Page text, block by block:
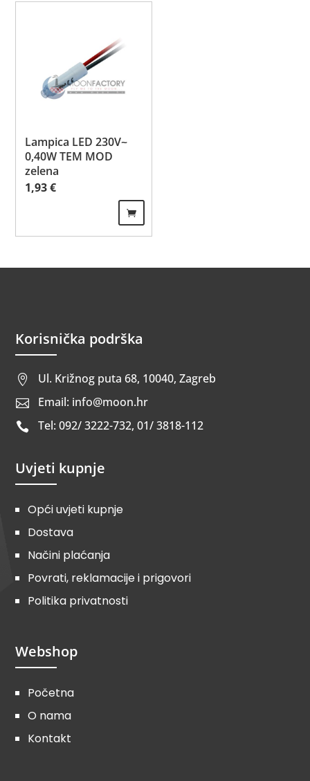
Lampica LED 230V~
0,40W TEM MOD
zelena
1,93€
Korisnička podrška
 Ul. Križnog puta 68, 10040, Zagreb
 Email: info@moon.hr
 Tel: 092/ 3222-732, 01/ 3818-112
Uvjeti kupnje
Opći uvjeti kupnje
Dostava
Načini plaćanja
Povrati, reklamacije i prigovori
Politika privatnosti
Webshop
Početna
O nama
Kontakt